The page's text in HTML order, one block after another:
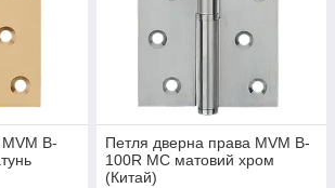
B-
Петля дверна права MVM B-
100R MC матовий хром
(Китай)